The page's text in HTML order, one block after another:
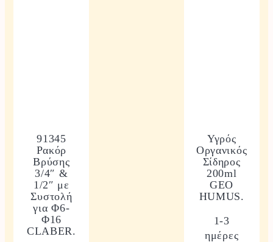
91345
Ρακόρ
Βρύσης
3/4″ &
1/2″ με
Συστολή
για Φ6-
Φ16
CLABER.
Υγρός
Οργανικός
Σίδηρος
200ml
GEO
HUMUS.
1-3
ημέρες